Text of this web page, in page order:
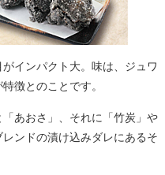
インパクト大。味は、ジュワ
徴とのことです。
あおさ」、それに「竹炭」や
レンドの漬け込みダレにあるそ